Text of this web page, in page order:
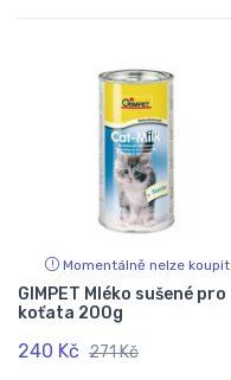
Momentálně nelze koupit
GIMPET Mléko sušené pro
koťata 200g
240 Kč 271 Kč